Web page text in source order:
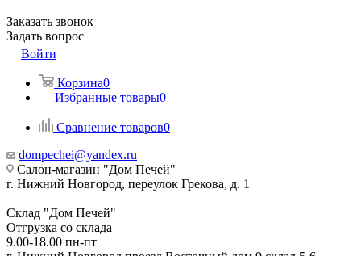
Заказать звонок
Задать вопрос
Войти
Корзина0
Избранные товары0
Сравнение товаров0
dompechei@yandex.ru
Салон-магазин "Дом Печей"
г. Нижний Новгород, переулок Грекова, д. 1
Склад "Дом Печей"
Отгрузка со склада
9.00-18.00 пн-пт